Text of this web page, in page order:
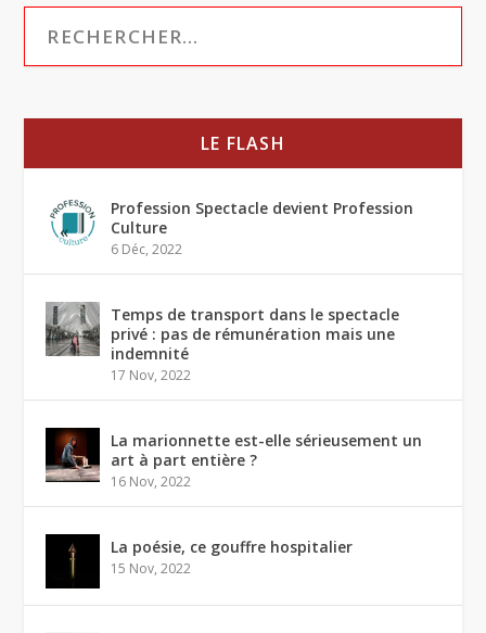
LE FLASH
Profession Spectacle devient Profession
Culture
6 Déc, 2022
Temps de transport dans le spectacle
privé : pas de rémunération mais une
indemnité
17 Nov, 2022
La marionnette est-elle sérieusement un
art à part entière ?
16 Nov, 2022
La poésie, ce gouffre hospitalier
15 Nov, 2022